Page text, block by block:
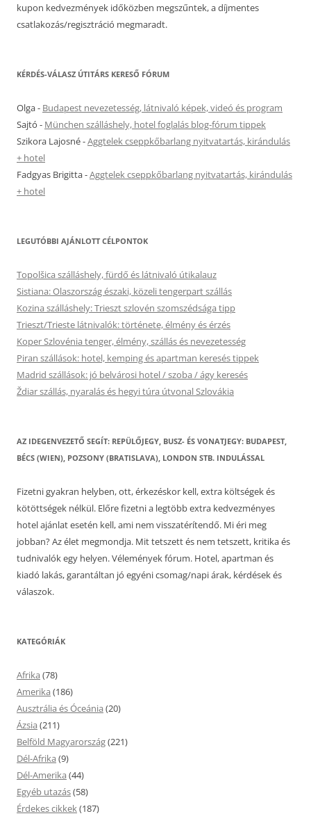
kupon kedvezmények időközben megszűntek, a díjmentes
csatlakozás/regisztráció megmaradt.
KÉRDÉS-VÁLASZ ÚTITÁRS KERESŐ FÓRUM
Olga- Budapest nevezetesség, látnivaló képek, videó és program
Sajtó - München szálláshely, hotel foglalás blog-fórum tippek
Szikora Lajosné-Aggtelek cseppkőbarlang nyitvatartás, kirándulás
+ hotel
Fadgyas Brigitta-Aggtelek cseppkőbarlang nyitvatartás, kirándulás
+ hotel
LEGUTÓBBI AJÁNLOTT CÉLPONTOK
Topolšica szálláshely, fürdő és látnivaló útikalauz
Sistiana: Olaszország északi, közeli tengerpart szállás
Kozina szálláshely: Trieszt szlovén szomszédsága tipp
Trieszt/Trieste látnivalók: története, élmény és érzés
Koper Szlovénia tenger, élmény, szállás és nevezetesség
Piran szállások: hotel, kemping és apartman keresés tippek
Madrid szállások: jó belvárosi hotel / szoba / ágy keresés
Ždiar szállás, nyaralás és hegyi túra útvonal Szlovákia
AZ IDEGENVEZETŐ SEGÍT: REPÜLŐJEGY, BUSZ- ÉS VONATJEGY: BUDAPEST,
BÉCS (WIEN), POZSONY (BRATISLAVA), LONDON STB. INDULÁSSAL
Fizetni gyakran helyben, ott, érkezéskor kell, extra költségek és
kötöttségek nélkül. Előre fizetni a legtöbb extra kedvezményes
hotel ajánlat esetén kell, ami nem visszatérítendő. Mi éri meg
jobban? Az élet megmondja. Mit tetszett és nem tetszett, kritika és
tudnivalók egy helyen. Vélemények fórum. Hotel, apartman és
kiadó lakás, garantáltan jó egyéni csomag/napi árak, kérdések és
válaszok.
KATEGÓRIÁK
Afrika (78)
Amerika (186)
Ausztrália és Óceánia (20)
Ázsia (211)
Belföld Magyarország(221)
Dél-Afrika (9)
Dél-Amerika (44)
Egyéb utazás(58)
Érdekes cikkek(187)